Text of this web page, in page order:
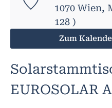
1070 Wien,
128 )
Zum
EUROSOLAR